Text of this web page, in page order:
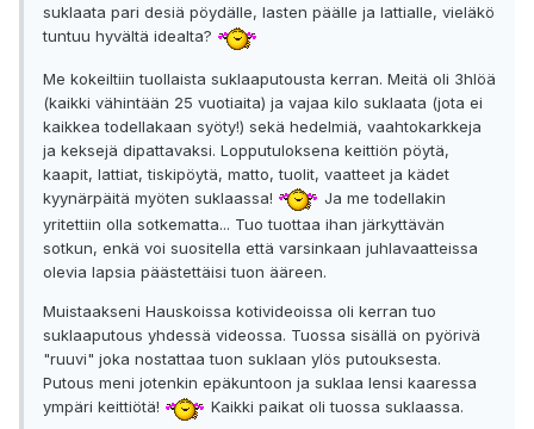
suklaata pari desiä pöydälle, lasten päälle ja lattialle, vieläkö
tuntuu hyvältä idealta?
Me kokeiltiin tuollaista suklaaputousta kerran. Meitä oli 3hlöä
(kaikki vähintään 25 vuotiaita) ja vajaa kilo suklaata (jota ei
kaikkea todellakaan syöty!) sekä hedelmiä, vaahtokarkkeja
ja keksejä dipattavaksi. Lopputuloksena keittiön pöytä,
kaapit, lattiat, tiskipöytä, matto, tuolit, vaatteet ja kädet
kyynärpäitä myöten suklaassa!
Ja me todellakin
yritettiin olla sotkematta... Tuo tuottaa ihan järkyttävän
sotkun, enkä voi suositella että varsinkaan juhlavaatteissa
olevia lapsia päästettäisi tuon ääreen.
Muistaakseni Hauskoissa kotivideoissa oli kerran tuo
suklaaputous yhdessä videossa. Tuossa sisällä on pyörivä
"ruuvi" joka nostattaa tuon suklaan ylös putouksesta.
Putous meni jotenkin epäkuntoon ja suklaa lensi kaaressa
ympäri keittiötä!
Kaikki paikat oli tuossa suklaassa.